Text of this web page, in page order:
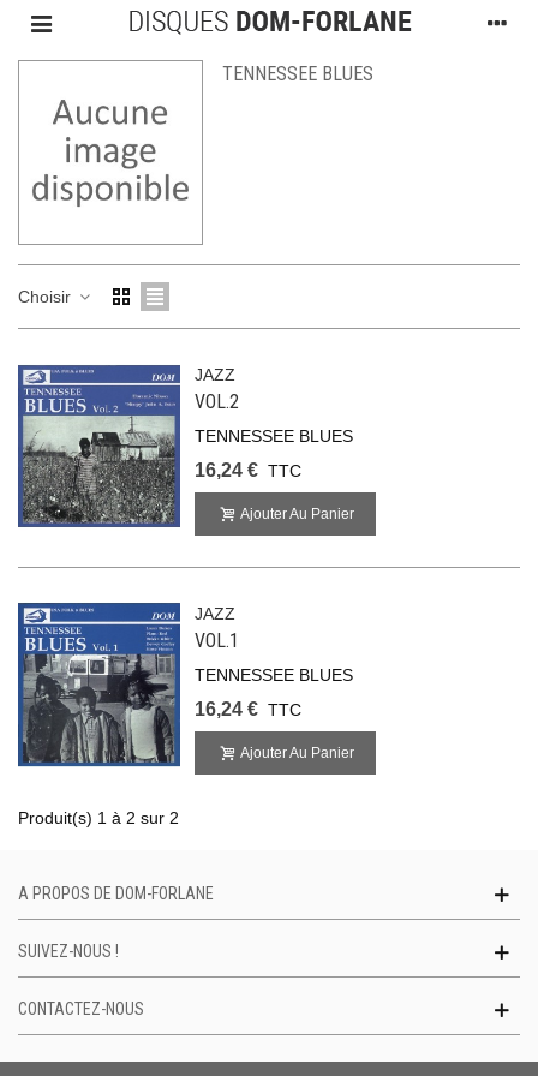
TENNESSEE BLUES
Choisir
JAZZ
VOL.2
TENNESSEE BLUES
16,24 € TTC
Ajouter Au Panier
JAZZ
VOL.1
TENNESSEE BLUES
16,24 € TTC
Ajouter Au Panier
Produit(s) 1 à 2 sur 2
A PROPOS DE DOM-FORLANE
SUIVEZ-NOUS !
CONTACTEZ-NOUS